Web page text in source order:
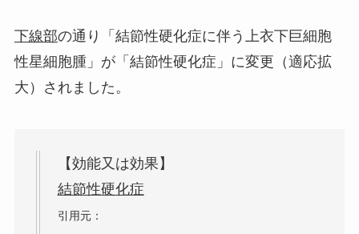
下線部の通り「結節性硬化症に伴う上衣下巨細胞
性星細胞腫」が「結節性硬化症」に変更（適応拡
大）されました。
【効能又は効果】
結節性硬化症
引用元：